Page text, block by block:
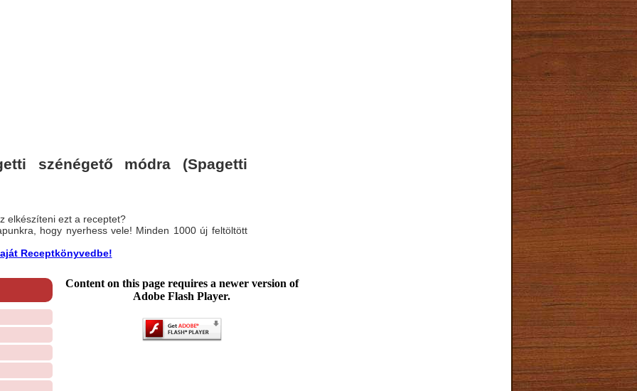
szénégető módra (Spagetti
elkészíteni ezt a receptet?
hogy nyerhess vele! Minden 1000 új feltöltött
Receptkönyvedbe!
Content on this page requires a newer version of
Adobe Flash Player.